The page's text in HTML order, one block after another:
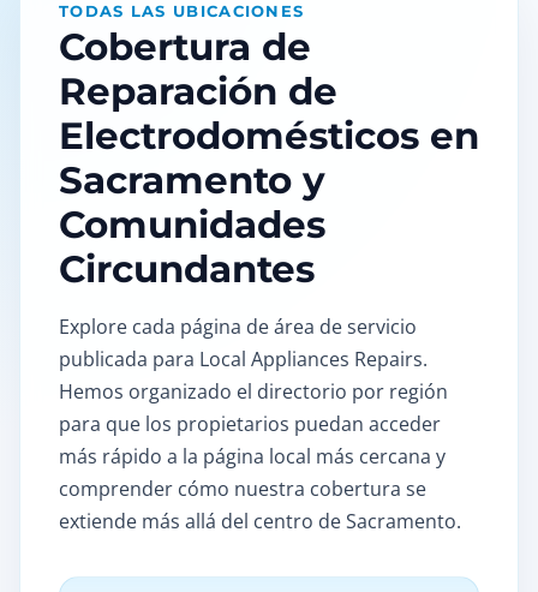
TODAS LAS UBICACIONES
Cobertura de
Reparación de
Electrodomésticos en
Sacramento y
Comunidades
Circundantes
Explore cada página de área de servicio
publicada para Local Appliances Repairs.
Hemos organizado el directorio por región
para que los propietarios puedan acceder
más rápido a la página local más cercana y
comprender cómo nuestra cobertura se
extiende más allá del centro de Sacramento.